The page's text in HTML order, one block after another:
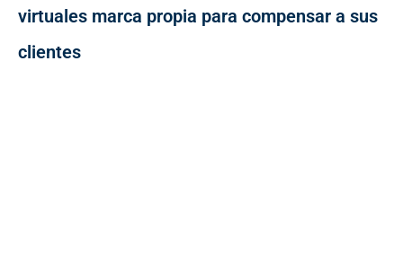
virtuales marca propia para compensar a sus
clientes